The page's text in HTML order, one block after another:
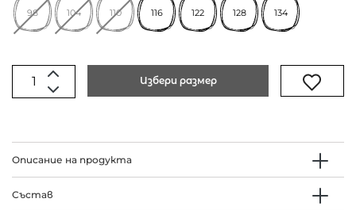
98 104 110 116 122 128 134
Избери размер
Описание на продукта
Състав